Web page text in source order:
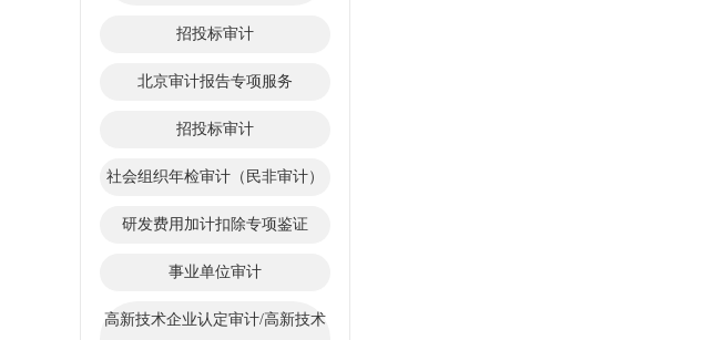
招投标审计
北京审计报告专项服务
招投标审计
社会组织年检审计（民非审计）
研发费用加计扣除专项鉴证
事业单位审计
高新技术企业认定审计/高新技术